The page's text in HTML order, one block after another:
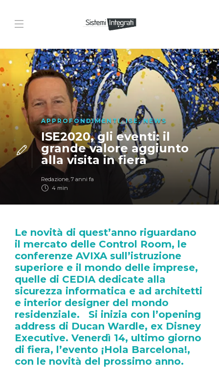
APPROFONDIMENTI,ISE,NEWS
ISE2020, gli eventi: il
grande valore aggiunto
alla visita in fiera
Redazione, 7 anni fa
4 min
Le novità di quest’anno riguardano
il mercato delle Control Room, le
conferenze AVIXA sull’istruzione
superiore e il mondo delle imprese,
quelle di CEDIA dedicate alla
sicurezza informatica e ad architetti
e interior designer del mondo
residenziale. Si inizia con l’opening
address di Ducan Wardle, ex Disney
Executive. Venerdì 14, ultimo giorno
di fiera, l’evento ¡Hola Barcelona!,
con le novità del prossimo anno.